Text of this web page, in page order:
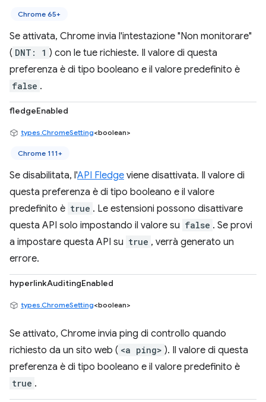
Chrome 65+
Se attivata, Chrome invia l'intestazione "Non monitorare"
( DNT: 1 ) con le tue richieste. Il valore di questa
preferenza è di tipo booleano e il valore predefinito è
false .
fledgeEnabled
types.ChromeSetting<boolean>
Chrome 111+
Se disabilitata, l'API Fledge viene disattivata. Il valore di
questa preferenza è di tipo booleano e il valore
predefinito è true . Le estensioni possono disattivare
questa API solo impostando il valore su false . Se provi
a impostare questa API su true , verrà generato un
errore.
hyperlinkAuditingEnabled
types.ChromeSetting<boolean>
Se attivato, Chrome invia ping di controllo quando
richiesto da un sito web ( <a ping> ). Il valore di questa
preferenza è di tipo booleano e il valore predefinito è
true .